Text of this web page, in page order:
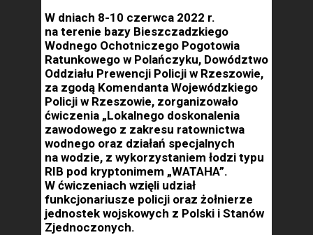
W dniach 8-10 czerwca 2022 r.
na terenie bazy Bieszczadzkiego
Wodnego Ochotniczego Pogotowia
Ratunkowego w Polańczyku, Dowództwo
Oddziału Prewencji Policji w Rzeszowie,
za zgodą Komendanta Wojewódzkiego
Policji w Rzeszowie, zorganizowało
ćwiczenia „Lokalnego doskonalenia
zawodowego z zakresu ratownictwa
wodnego oraz działań specjalnych
na wodzie, z wykorzystaniem łodzi typu
RIB pod kryptonimem „WATAHA”.
W ćwiczeniach wzięli udział
funkcjonariusze policji oraz żołnierze
jednostek wojskowych z Polski i Stanów
Zjednoczonych.